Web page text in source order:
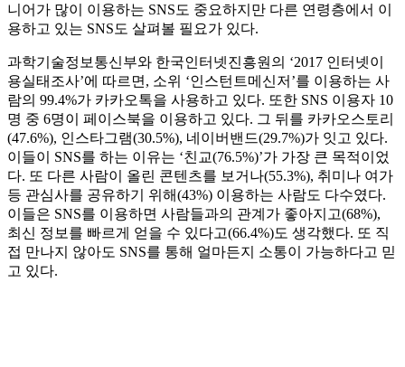
니어가 많이 이용하는 SNS도 중요하지만 다른 연령층에서 이
용하고 있는 SNS도 살펴볼 필요가 있다.
과학기술정보통신부와 한국인터넷진흥원의 ‘2017 인터넷이
용실태조사’에 따르면, 소위 ‘인스턴트메신저’를 이용하는 사
람의 99.4%가 카카오톡을 사용하고 있다. 또한 SNS 이용자 10
명 중 6명이 페이스북을 이용하고 있다. 그 뒤를 카카오스토리
(47.6%), 인스타그램(30.5%), 네이버밴드(29.7%)가 잇고 있다.
이들이 SNS를 하는 이유는 ‘친교(76.5%)’가 가장 큰 목적이었
다. 또 다른 사람이 올린 콘텐츠를 보거나(55.3%), 취미나 여가
등 관심사를 공유하기 위해(43%) 이용하는 사람도 다수였다.
이들은 SNS를 이용하면 사람들과의 관계가 좋아지고(68%),
최신 정보를 빠르게 얻을 수 있다고(66.4%)도 생각했다. 또 직
접 만나지 않아도 SNS를 통해 얼마든지 소통이 가능하다고 믿
고 있다.